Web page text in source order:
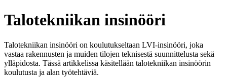
Talotekniikan insinööri
Talotekniikan insinööri on koulutukseltaan LVI-insinööri, joka
vastaa rakennusten ja muiden tilojen teknisestä suunnittelusta sekä
ylläpidosta. Tässä artikkelissa käsitellään talotekniikan insinöörin
koulutusta ja alan työtehtäviä.